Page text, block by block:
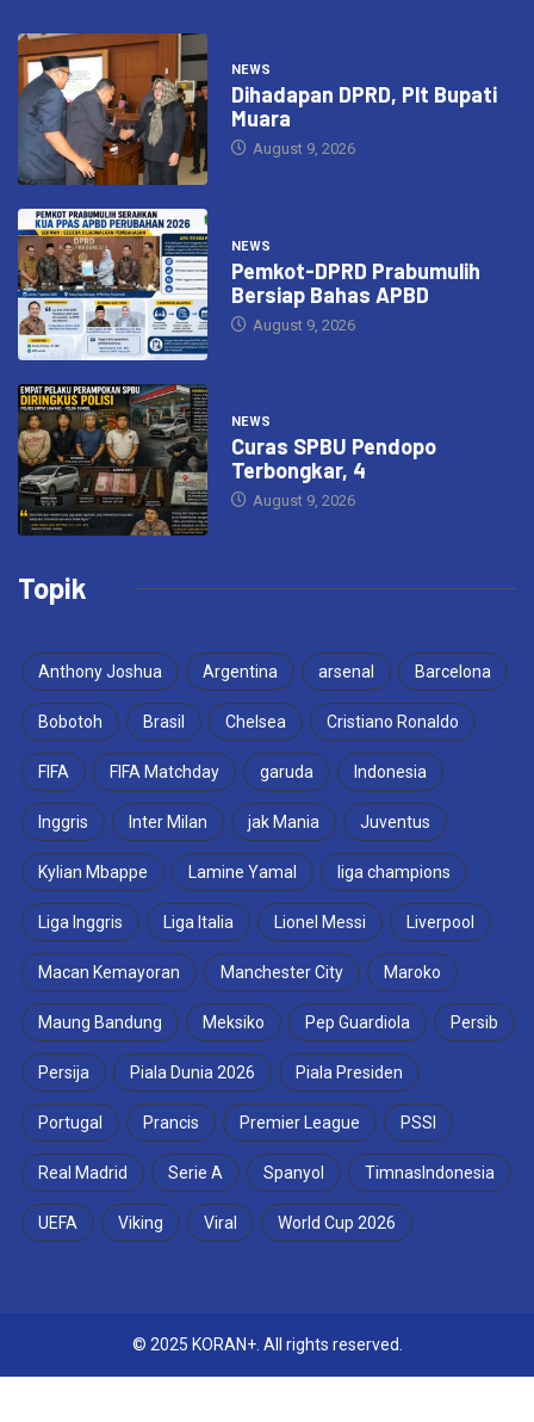
NEWS
Dihadapan DPRD, Plt Bupati
Muara
August 9, 2026
NEWS
Pemkot-DPRD Prabumulih
Bersiap Bahas APBD
August 9, 2026
NEWS
Curas SPBU Pendopo
Terbongkar, 4
August 9, 2026
Topik
Anthony Joshua Argentina arsenal Barcelona
Bobotoh Brasil Chelsea Cristiano Ronaldo
FIFA FIFA Matchday garuda Indonesia
Inggris Inter Milan jak Mania Juventus
Kylian Mbappe Lamine Yamal liga champions
Liga Inggris Liga Italia Lionel Messi Liverpool
Macan Kemayoran Manchester City Maroko
Maung Bandung Meksiko Pep Guardiola Persib
Persija Piala Dunia 2026 Piala Presiden
Portugal Prancis Premier League PSSI
Real Madrid Serie A Spanyol TimnasIndonesia
UEFA Viking Viral World Cup 2026
© 2025 KORAN+. All rights reserved.